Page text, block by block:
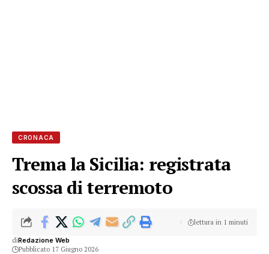
CRONACA
Trema la Sicilia: registrata
scossa di terremoto
diRedazione Web
Pubblicato 17 Giugno 2026
lettura in 1 minuti